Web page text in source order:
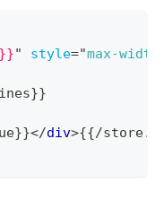
" style="max-width
</div>{{/